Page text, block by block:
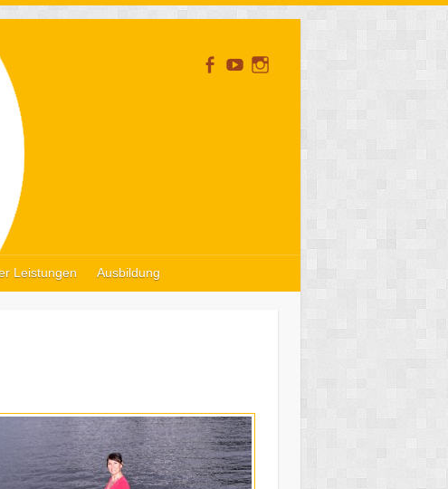
Leistungen Ausbildung